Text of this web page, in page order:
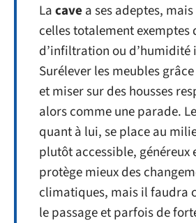
Lacave a ses adeptes,
celles totalement exemptes
d’infiltration ou
Surélever les meubles
et miser sur des housses
alors comme une parade.
quant à lui, se place au
plutôt accessible, généreux
protège mieux des
climatiques, mais il faudra
le passage et parfois de